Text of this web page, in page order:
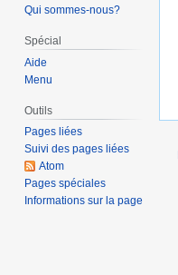
Qui sommes-nous?
Spécial
Aide
Menu
Outils
Pages liées
Suivi des pages liées
Atom
Pages spéciales
Informations sur la page